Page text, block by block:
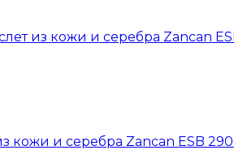
кожи и серебра Zancan ESB